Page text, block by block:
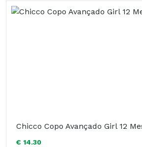
Chicco Copo Avançado Girl 12
€ 14.30